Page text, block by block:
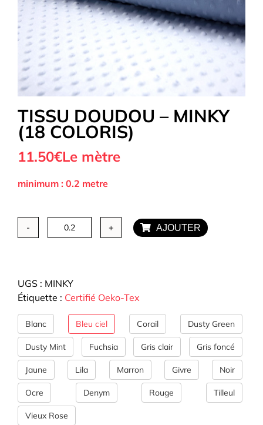
La Mercerie
Autour de la couture OUTLET
Exclusivité WEB
TISSU DOUDOU – MINKY
(18 COLORIS)
11.50€Le mètre
minimum : 0.2 metre
quantité
-
Minky
(18
coloris)
AJOUTER
UGS : MINKY
Étiquette : Certifié Oeko-Tex
Blanc Bleu ciel Corail Dusty Green
Dusty Mint Fuchsia Gris clair Gris foncé
Jaune Lila Marron Givre Noir
Ocre Denym Rouge Tilleul
Vieux Rose